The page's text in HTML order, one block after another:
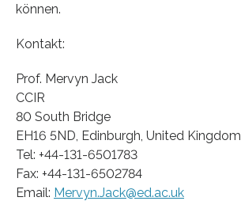
können.
Kontakt:
Prof. Mervyn Jack
CCIR
80 South Bridge
EH16 5ND, Edinburgh, United Kingdom
Tel: +44-131-6501783
Fax: +44-131-6502784
Email: Mervyn.Jack@ed.ac.uk